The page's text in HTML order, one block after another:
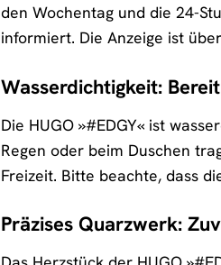
den Wochentag und die 24-
informiert. Die Anzeige ist
Wasserdichtigkeit:
Die HUGO »#EDGY« ist
Regen oder beim Duschen
Freizeit. Bitte beachte, dass
Präzises Quarzwerk: